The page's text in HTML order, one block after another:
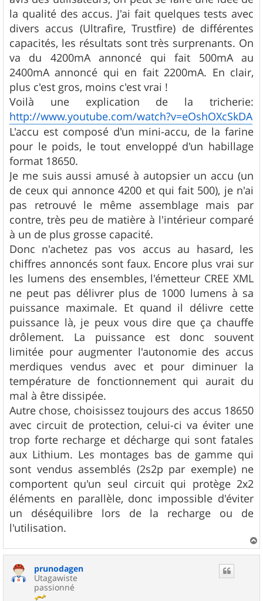
la qualité des accus. J'ai fait quelques tests avec
divers accus (Ultrafire, Trustfire) de différentes
capacités, les résultats sont très surprenants. On
va du 4200mA annoncé qui fait 500mA au
2400mA annoncé qui en fait 2200mA. En clair,
plus c'est gros, moins c'est vrai !
Voilà une explication de la tricherie:
http://www.youtube.com/watch?v=eOshOXcSkDA
L'accu est composé d'un mini-accu, de la farine
pour le poids, le tout enveloppé d'un habillage
format 18650.
Je me suis aussi amusé à autopsier un accu (un
de ceux qui annonce 4200 et qui fait 500), je n'ai
pas retrouvé le même assemblage mais par
contre, très peu de matière à l'intérieur comparé
à un de plus grosse capacité.
Donc n'achetez pas vos accus au hasard, les
chiffres annoncés sont faux. Encore plus vrai sur
les lumens des ensembles, l'émetteur CREE XML
ne peut pas délivrer plus de 1000 lumens à sa
puissance maximale. Et quand il délivre cette
puissance là, je peux vous dire que ça chauffe
drôlement. La puissance est donc souvent
limitée pour augmenter l'autonomie des accus
merdiques vendus avec et pour diminuer la
température de fonctionnement qui aurait du
mal à être dissipée.
Autre chose, choisissez toujours des accus 18650
avec circuit de protection, celui-ci va éviter une
trop forte recharge et décharge qui sont fatales
aux Lithium. Les montages bas de gamme qui
sont vendus assemblés (2s2p par exemple) ne
comportent qu'un seul circuit qui protège 2x2
éléments en parallèle, donc impossible d'éviter
un déséquilibre lors de la recharge ou de
l'utilisation.
a
prunodagen
Utagawiste
passionné